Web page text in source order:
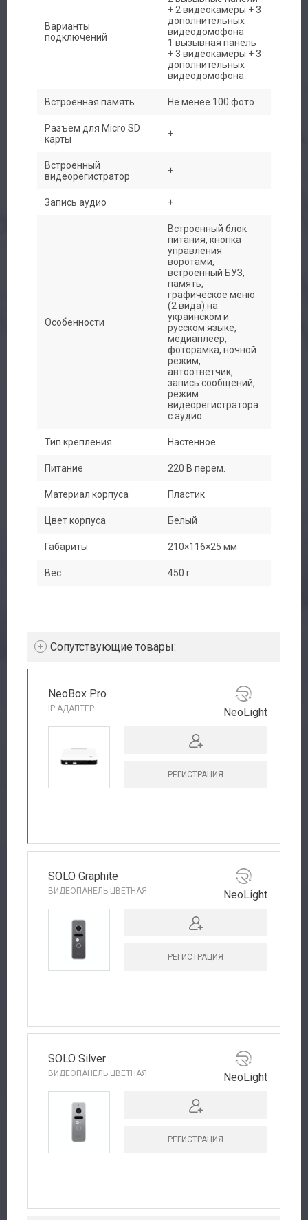
Варианты
подключений
+ 2 видеокамеры + 3
дополнительных
видеодомофона
1 вызывная панель
+ 3 видеокамеры + 3
дополнительных
видеодомофона
Встроенная память Не менее 100 фото
Разъем для Micro SD
карты
+
Встроенный
видеорегистратор
+
Запись аудио +
Особенности
Встроенный блок
питания, кнопка
управления
воротами,
встроенный БУЗ,
память,
графическое меню
(2 вида) на
украинском и
русском языке,
медиаплеер,
фоторамка, ночной
режим,
автоответчик,
запись сообщений,
режим
видеорегистратора
с аудио
Тип крепления Настенное
Питание 220 В перем.
Материал корпуса Пластик
Цвет корпуса Белый
Габариты 210×116×25 мм
Вес 450 г
Cопутствующие товары:
NeoBox Pro
IP АДАПТЕР NeoLight
РЕГИСТРАЦИЯ
SOLO Graphite
ВИДЕОПАНЕЛЬ ЦВЕТНАЯ NeoLight
РЕГИСТРАЦИЯ
SOLO Silver
ВИДЕОПАНЕЛЬ ЦВЕТНАЯ NeoLight
РЕГИСТРАЦИЯ